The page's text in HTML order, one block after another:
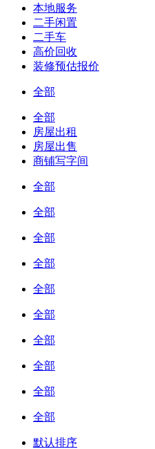
本地服务
二手闲置
二手车
高价回收
装修预估报价
全部
全部
房屋出租
房屋出售
商铺写字间
全部
全部
全部
全部
全部
全部
全部
全部
全部
全部
默认排序